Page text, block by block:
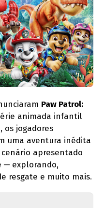
Paw Patrol:
animada infantil
os jogadores
uma aventura inédita
apresentado
─ explorando,
resgate e muito mais.